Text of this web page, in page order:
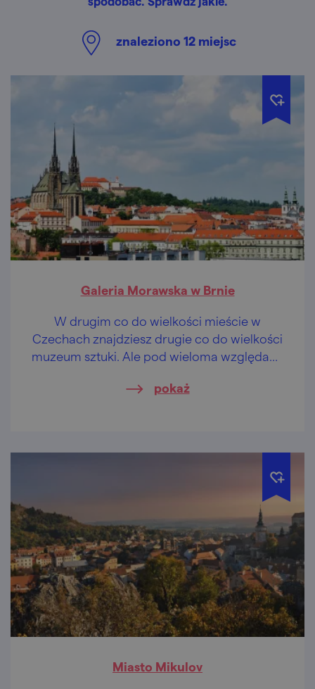
znaleziono 12 miejsc
Galeria Morawska w Brnie
W drugim co do wielkości mieście w
Czechach znajdziesz drugie co do wielkości
muzeum sztuki. Ale pod wieloma względami
pokaż
Miasto Mikulov